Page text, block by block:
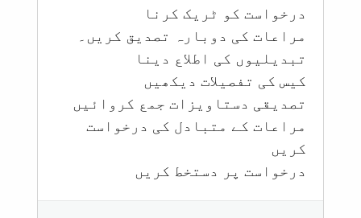
درخواست کو ٹریک کرنا
مراعات کی دوبارہ تصدیق کریں۔
تبدیلیوں کی اطلاع دینا
کیس کی تفصیلات دیکھیں
تصدیقی دستاویزات جمع کروائیں
مراعات کے متبادل کی درخواست
کریں
درخواست پر دستخط کریں